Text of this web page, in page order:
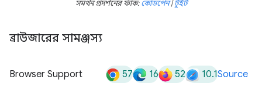
সমর্থন প্রদর্শনের ফাঁক:কোডপেন|টুইট
ব্রাউজারের সামঞ্জস্য
Browser Support 57 16 52 10.1Source